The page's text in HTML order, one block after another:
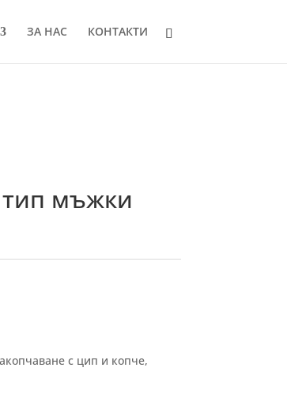
ЗА НАС КОНТАКТИ
мъжки
с цип и копче,